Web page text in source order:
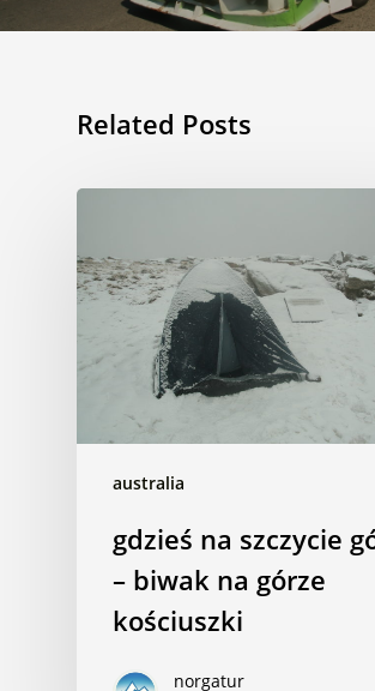
Related Posts
australia
gdzieś na szczycie
– biwak na górze
kościuszki
norgatur